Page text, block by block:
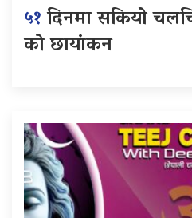
५१दिनमा सकियो
को छायांकन